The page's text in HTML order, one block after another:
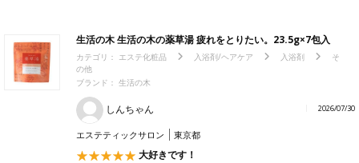
生活の木 生活の木の薬草湯 疲れをとりたい。23.5g×7包入
カテゴリ： エステ化粧品 入浴剤/ヘアケア 入浴剤
そ
の他
ブランド： 生活の木
しんちゃん 2026/07/30
エステティックサロン 東京都
大好きです！